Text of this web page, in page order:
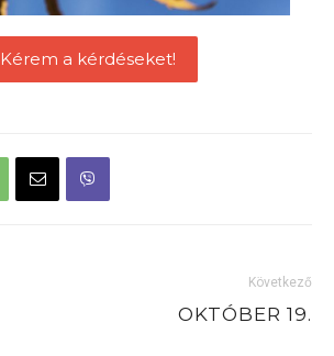
Kérem a kérdéseket!
Következő
OKTÓBER 19.